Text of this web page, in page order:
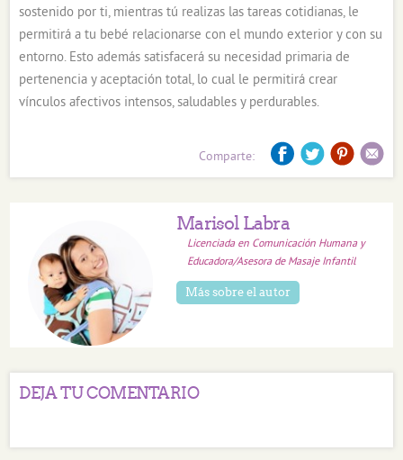
sostenido por ti, mientras tú realizas las tareas cotidianas, le
permitirá a tu bebé relacionarse con el mundo exterior y con su
entorno. Esto además satisfacerá su necesidad primaria de
pertenencia y aceptación total, lo cual le permitirá crear
vínculos afectivos intensos, saludables y perdurables.
Comparte:
Marisol Labra
Licenciada en Comunicación Humana y
Educadora/Asesora de Masaje Infantil
Más sobre el autor
DEJA TU COMENTARIO